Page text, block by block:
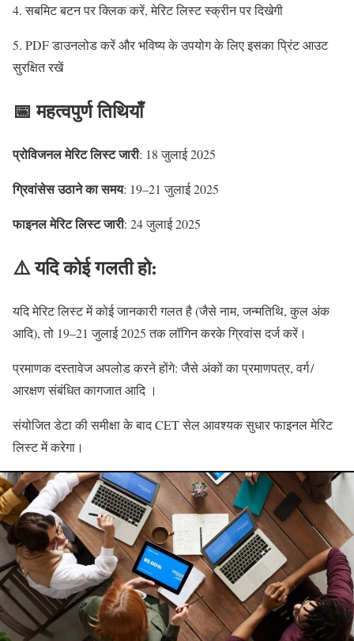
4. सबमिट बटन पर क्लिक करें, मेरिट लिस्ट स्क्रीन पर दिखेगी
5. PDF डाउनलोड करें और भविष्य के उपयोग के लिए इसका प्रिंट आउट
सुरक्षित रखें
📅 महत्वपुर्ण तिथियाँ
प्रोविजनल मेरिट लिस्ट जारी: 18 जुलाई 2025
ग्रिवांसेस उठाने का समय: 19–21 जुलाई 2025
फाइनल मेरिट लिस्ट जारी: 24 जुलाई 2025
⚠️ यदि कोई गलती हो:
यदि मेरिट लिस्ट में कोई जानकारी गलत है (जैसे नाम, जन्मतिथि, कुल अंक
आदि), तो 19–21 जुलाई 2025 तक लॉगिन करके ग्रिवांस दर्ज करें।
प्रमाणक दस्तावेज अपलोड करने होंगे: जैसे अंकों का प्रमाणपत्र, वर्ग /
आरक्षण संबंधित कागजात आदि ।
संयोजित डेटा की समीक्षा के बाद CET सेल आवश्यक सुधार फाइनल मेरिट
लिस्ट में करेगा।